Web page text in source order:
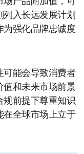
入长远发展计划
为强化品牌忠诚度
可能会导致消费者
值和未来市场前景
规前提下尊重知识
在全球市场上立于